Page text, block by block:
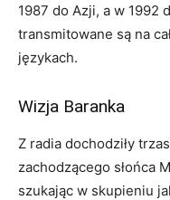
1987 do Azji, a w 1992
transmitowane są na
językach.
Wizja Baranka
Z radia dochodziły
zachodzącego słońca
szukając w skupieniu